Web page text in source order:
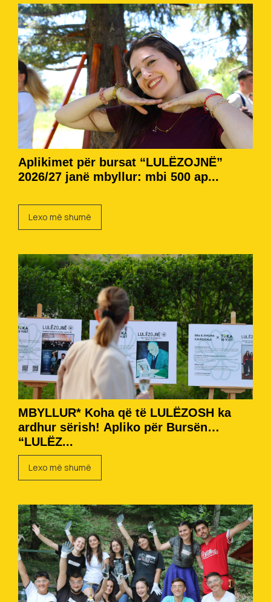
Aplikimet për bursat “LULËZOJNË”
2026/27 janë mbyllur: mbi 500 ap...
Lexo më shumë
MBYLLUR* Koha që të LULËZOSH ka
ardhur sërish! Apliko për Bursën
“LULËZ...
Lexo më shumë